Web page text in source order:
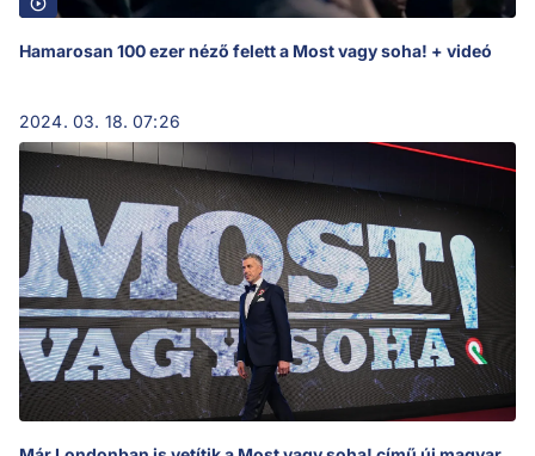
Hamarosan 100 ezer néző felett a Most vagy soha! + videó
2024. 03. 18. 07:26